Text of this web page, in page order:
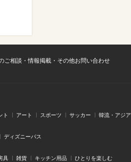
ご相談・情報掲載・その他お問い合わせ
ト アート スポーツ サッカー 韓流・アジア
ディズニーパス
具 雑貨 キッチン用品 ひとりを楽しむ